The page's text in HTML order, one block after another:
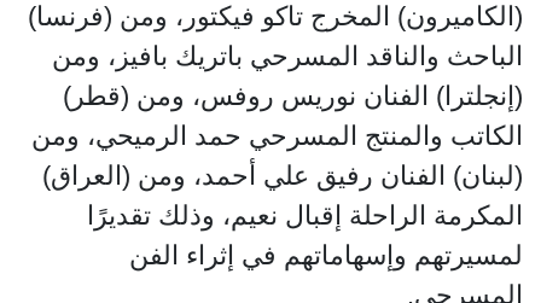
(الكاميرون) المخرج تاكو فيكتور، ومن (فرنسا)
الباحث والناقد المسرحي باتريك بافيز، ومن
(إنجلترا) الفنان نوريس روفس، ومن (قطر)
الكاتب والمنتج المسرحي حمد الرميحي، ومن
(لبنان) الفنان رفيق علي أحمد، ومن (العراق)
المكرمة الراحلة إقبال نعيم، وذلك تقديرًا
لمسيرتهم وإسهاماتهم في إثراء الفن
المسرحي.